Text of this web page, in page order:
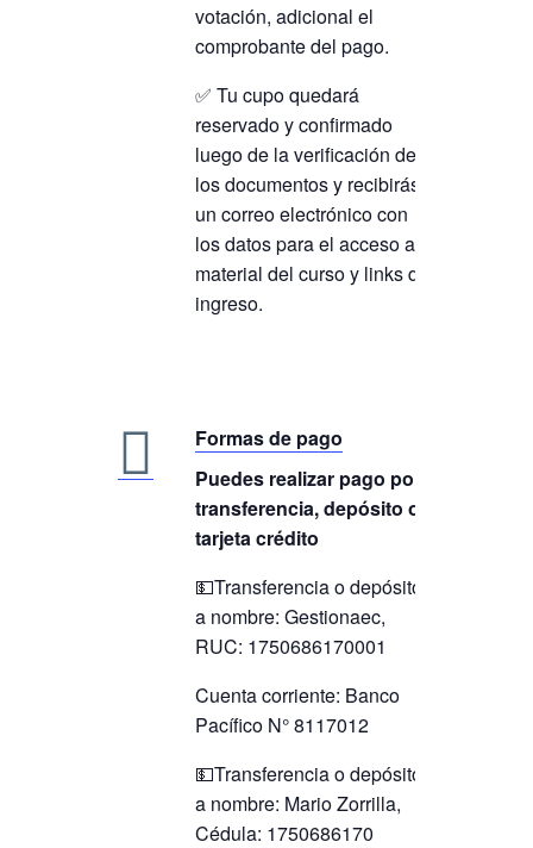
votación, adicional el
comprobante del pago.
✅ Tu cupo quedará
reservado y confirmado
luego de la verificación de
los documentos y recibirás
un correo electrónico con
los datos para el acceso al
material del curso y links de
ingreso.
Formas de pago
Puedes realizar pago por:
transferencia, depósito o
tarjeta crédito
💵Transferencia o depósito
a nombre: Gestionaec,
RUC: 1750686170001
Cuenta corriente: Banco
Pacífico N° 8117012
💵Transferencia o depósito
a nombre: Mario Zorrilla,
Cédula: 1750686170